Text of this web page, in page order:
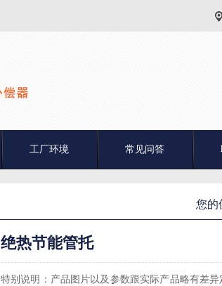
工厂环境 常见问答
您的
绝热节能管托
特别说明：产品图片以及参数跟实际产品略有差